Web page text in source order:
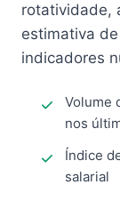
rotatividade,
estimativa
indicadores
Volume
nos
Índice
salarial